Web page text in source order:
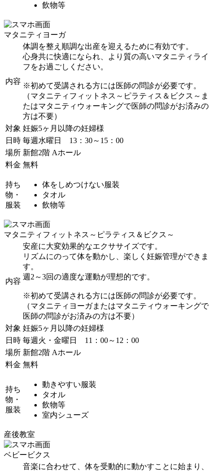
飲物等
マタニティヨーガ
内容
体調を整え順調な出産を迎えるために有効です。
心身共に快適になられ、より質の高いマタニティライ
フをお過ごしください。
※初めて受講される方には医師の問診が必要です。
（マタニティフィットネス～ピラティス＆ビクス～ま
たはマタニティウォーキングで医師の問診がお済みの
方は不要）
対象 妊娠5ヶ月以降の妊婦様
日時 毎週水曜日 13：30～15：00
場所 新館2階 Aホール
料金 無料
持ち
物・
服装
体をしめつけない服装
タオル
飲物等
マタニティフィットネス～ピラティス＆ビクス～
内容
安産に大変効果的なエクササイズです。
リズムにのって体を動かし、楽しく妊娠管理ができま
す。
週2～3回の適度な運動が理想的です。
※初めて受講される方には医師の問診が必要です。
（マタニティヨーガまたはマタニティウォーキングで
医師の問診がお済みの方は不要）
対象 妊娠5ヶ月以降の妊婦様
日時 毎週火・金曜日 11：00～12：00
場所 新館2階 Aホール
料金 無料
持ち
物・
服装
動きやすい服装
タオル
飲物等
室内シューズ
産後教室
ベビービクス
音楽に合わせて、体を受動的に動かすことに始まり、